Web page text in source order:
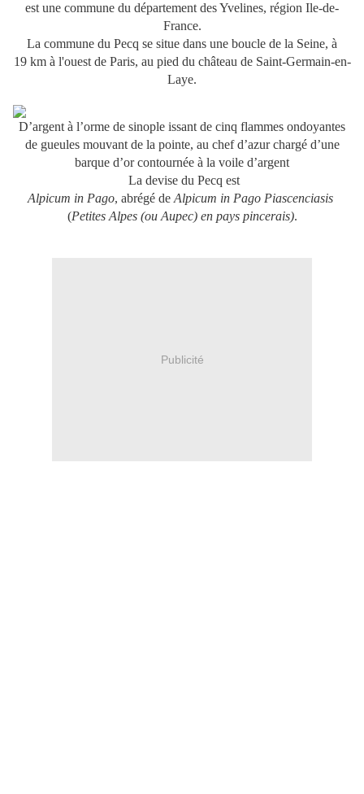
est une commune du département des Yvelines, région Ile-de-
France.
La commune du Pecq se situe dans une boucle de la Seine, à
19 kmà l'ouest de Paris, au pied du château de Saint-Germain-en-
Laye.
D’argent à l’orme de sinople issant de cinq flammes ondoyantes
de gueules mouvant de la pointe, au chef d’azur chargé d’une
barque d’or contournée à la voile d’argent
La devise du Pecq est
Alpicum in Pago, abrégé de Alpicum in Pago Piascenciasis
(Petites Alpes (ou Aupec) en pays pincerais).
Publicité